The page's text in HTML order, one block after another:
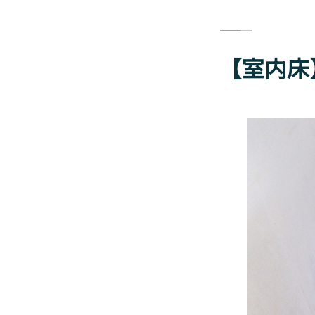
―――――
【室内